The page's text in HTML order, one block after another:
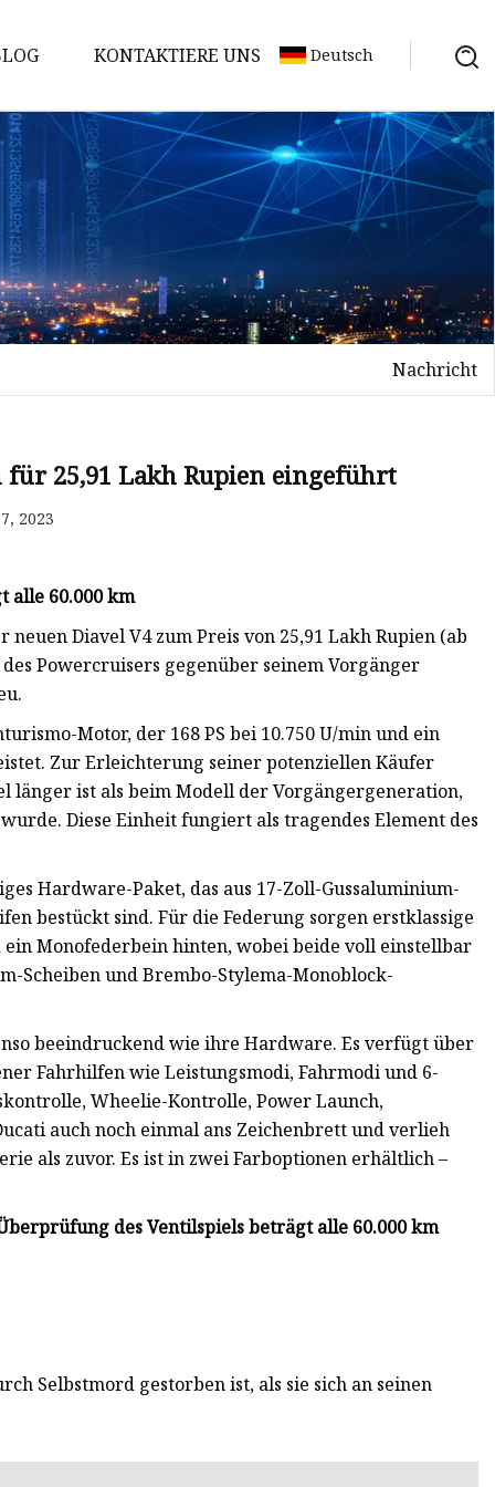
KONTAKTIERE UNS Deutsch
Nachricht
25,91 Lakh Rupien eingeführt
2023
alle 60.000 km
Diavel V4 zum Preis von 25,91 Lakh Rupien (ab
Powercruisers gegenüber seinem Vorgänger
Motor, der 168 PS bei 10.750 U/min und ein
Zur Erleichterung seiner potenziellen Käufer
länger ist als beim Modell der Vorgängergeneration,
Diese Einheit fungiert als tragendes Element des
Hardware-Paket, das aus 17-Zoll-Gussaluminium-
bestückt sind. Für die Federung sorgen erstklassige
Monofederbein hinten, wobei beide voll einstellbar
Scheiben und Brembo-Stylema-Monoblock-
beeindruckend wie ihre Hardware. Es verfügt über
Fahrhilfen wie Leistungsmodi, Fahrmodi und 6-
Wheelie-Kontrolle, Power Launch,
auch noch einmal ans Zeichenbrett und verlieh
als zuvor. Es ist in zwei Farboptionen erhältlich –
des Ventilspiels beträgt alle 60.000 km
Selbstmord gestorben ist, als sie sich an seinen